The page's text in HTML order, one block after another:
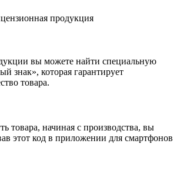
продукция
вы можете найти специальную
знак», которая гарантирует
товара.
товара, начиная с производства, вы
этот код в приложении для смартфонов